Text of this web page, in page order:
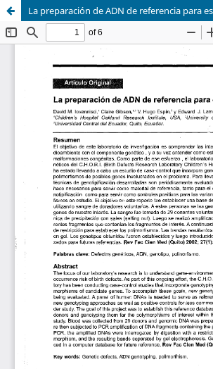
La preparación de ADN de referencia para